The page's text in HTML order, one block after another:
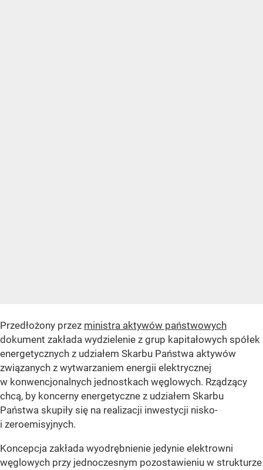
Przedłożony przez ministra aktywów państwowych
dokument zakłada wydzielenie z grup kapitałowych spółek
energetycznych z udziałem Skarbu Państwa aktywów
związanych z wytwarzaniem energii elektrycznej
w konwencjonalnych jednostkach węglowych. Rządzący
chcą, by koncerny energetyczne z udziałem Skarbu
Państwa skupiły się na realizacji inwestycji nisko-
i zeroemisyjnych.
Koncepcja zakłada wyodrębnienie jedynie elektrowni
węglowych przy jednoczesnym pozostawieniu w strukturze